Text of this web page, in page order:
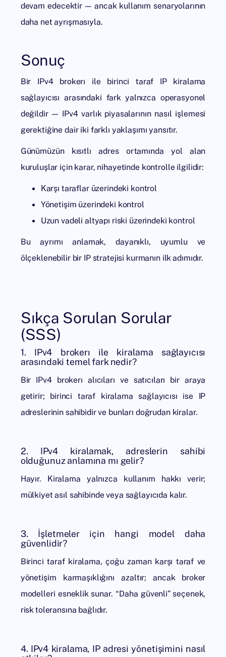
devam edecektir — ancak kullanım senaryolarının
daha net ayrışmasıyla.
Sonuç
Bir IPv4 brokerı ile birinci taraf IP kiralama
sağlayıcısı arasındaki fark yalnızca operasyonel
değildir — IPv4 varlık piyasalarının nasıl işlemesi
gerektiğine dair iki farklı yaklaşımı yansıtır.
Günümüzün kısıtlı adres ortamında yol alan
kuruluşlar için karar, nihayetinde kontrolle ilgilidir:
Karşı taraflar üzerindeki kontrol
Yönetişim üzerindeki kontrol
Uzun vadeli altyapı riski üzerindeki kontrol
Bu ayrımı anlamak, dayanıklı, uyumlu ve
ölçeklenebilir bir IP stratejisi kurmanın ilk adımıdır.
Sıkça Sorulan Sorular
(SSS)
1. IPv4 brokerı ile kiralama sağlayıcısı
arasındaki temel fark nedir?
Bir IPv4 brokerı alıcıları ve satıcıları bir araya
getirir; birinci taraf kiralama sağlayıcısı ise IP
adreslerinin sahibidir ve bunları doğrudan kiralar.
2. IPv4 kiralamak, adreslerin sahibi
olduğunuz anlamına mı gelir?
Hayır. Kiralama yalnızca kullanım hakkı verir;
mülkiyet asıl sahibinde veya sağlayıcıda kalır.
3. İşletmeler için hangi model daha
güvenlidir?
Birinci taraf kiralama, çoğu zaman karşı taraf ve
yönetişim karmaşıklığını azaltır; ancak broker
modelleri esneklik sunar. “Daha güvenli” seçenek,
risk toleransına bağlıdır.
4. IPv4 kiralama, IP adresi yönetişimini nasıl